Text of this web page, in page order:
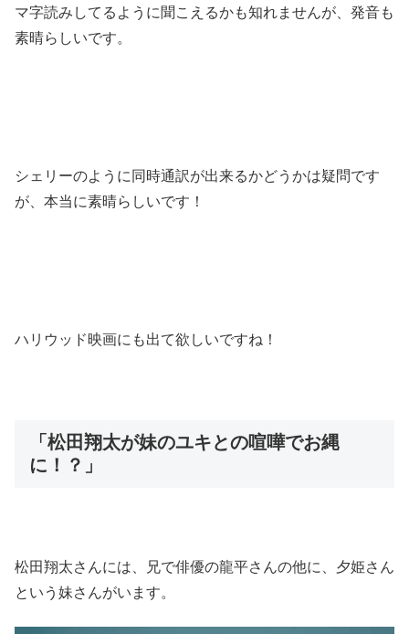
マ字読みしてるように聞こえるかも知れませんが、発音も
素晴らしいです。
シェリーのように同時通訳が出来るかどうかは疑問です
が、本当に素晴らしいです！
ハリウッド映画にも出て欲しいですね！
「松田翔太が妹のユキとの喧嘩でお縄
に！？」
松田翔太さんには、兄で俳優の龍平さんの他に、夕姫さん
という妹さんがいます。